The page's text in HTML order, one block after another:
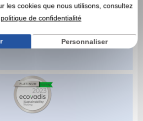
les cookies que nous utilisons, consultez
politique de confidentialité
Personnaliser